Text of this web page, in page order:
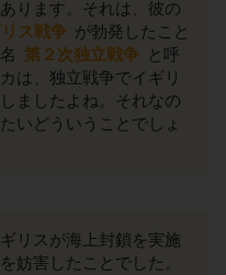
ります。それは、彼の
ス戦争 が勃発したこと
第２次独立戦争 と呼
は、独立戦争でイギリ
ましたよね。それなの
いどういうことでしょ
リスが海上封鎖を実施
妨害したことでした。